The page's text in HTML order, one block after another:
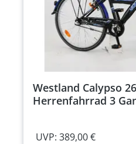
Westland Calypso
Herrenfahrrad 3
UVP: 389,00 €